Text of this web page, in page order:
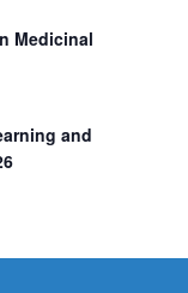
Medicinal
and